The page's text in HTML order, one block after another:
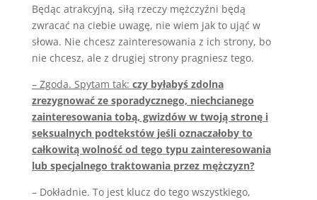
Będąc atrakcyjną, siłą rzeczy mężczyźni będą
zwracać na ciebie uwagę, nie wiem jak to ująć w
słowa. Nie chcesz zainteresowania z ich strony, bo
nie chcesz, ale z drugiej strony pragniesz tego.
– Zgoda. Spytam tak: czy byłabyś zdolna
zrezygnować ze sporadycznego, niechcianego
zainteresowania tobą, gwizdów w twoją stronę i
seksualnych podtekstów jeśli oznaczałoby to
całkowitą wolność od tego typu zainteresowania
lub specjalnego traktowania przez mężczyzn?
– Dokładnie. To jest klucz do tego wszystkiego,